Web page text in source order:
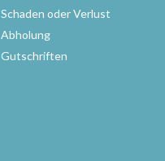
Schaden oder Verlust
Abholung
Gutschriften